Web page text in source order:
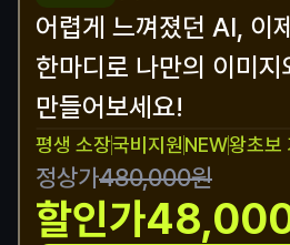
어렵게 느껴졌던 AI, 이
한마디로 나만의 이미
만들어보세요!
평생 소장국비지원NEW왕초보
정상가480,000원
할인가